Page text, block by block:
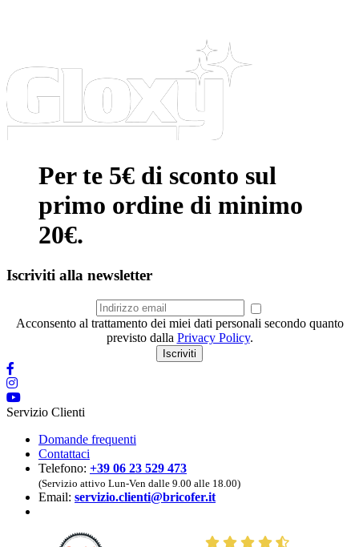
Per te 5€ di sconto sul
primo ordine di minimo
20€.
Iscriviti alla newsletter
Acconsento al trattamento dei miei dati personali secondo quanto
previsto dalla Privacy Policy.
Iscriviti
Servizio Clienti
Domande frequenti
Contattaci
Telefono: +39 06 23 529 473
(Servizio attivo Lun-Ven dalle 9.00 alle 18.00)
Email: servizio.clienti@bricofer.it